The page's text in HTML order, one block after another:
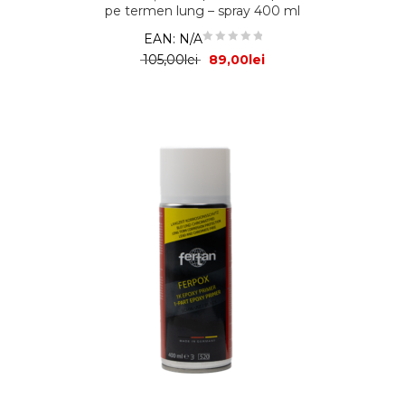
pe termen lung – spray 400 ml
EAN: N/A
105,00lei Prețul inițial a fost: 105,00lei.
89,00leiPrețul curent este: